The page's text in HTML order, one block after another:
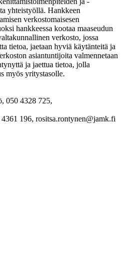
yhteistyöllä. Hankkeen
verkostomaisesen
hankkeessa kootaa maaseudun
verkosto, jossa
tietoa, jaetaan hyviä käytänteitä ja
asiantuntijoita valmennetaan
ja jaettua tietoa, jolla
myös yritystasolle.
050 4328 725,
196, rositsa.rontynen@jamk.fi